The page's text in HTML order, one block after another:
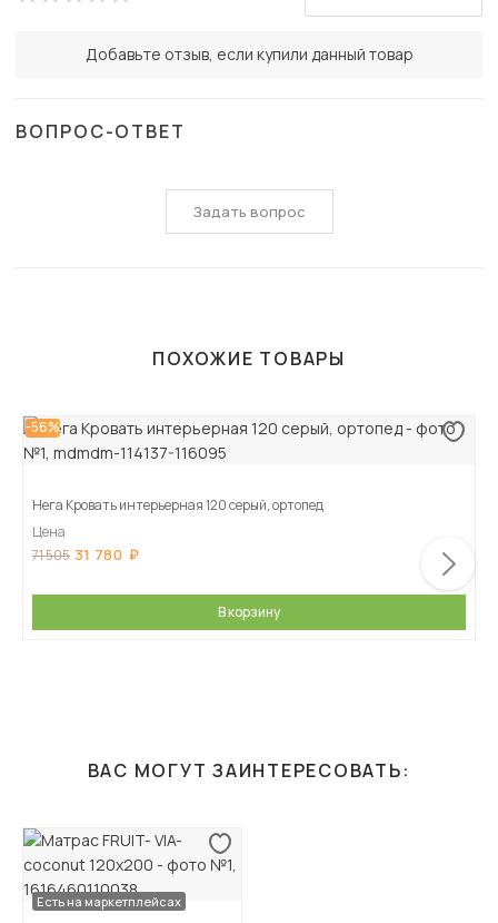
Добавьте отзыв, если купили данный товар
ВОПРОС-ОТВЕТ
Задать вопрос
ПОХОЖИЕ ТОВАРЫ
-56%
Нега Кровать интерьерная 120 серый, ортопед
Цена
71 505 31 780
В корзину
ВАС МОГУТ ЗАИНТЕРЕСОВАТЬ:
Есть на маркетплейсах